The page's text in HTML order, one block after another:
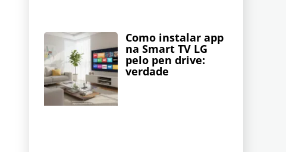
Como instalar app
na Smart TV LG
pelo pen drive:
verdade